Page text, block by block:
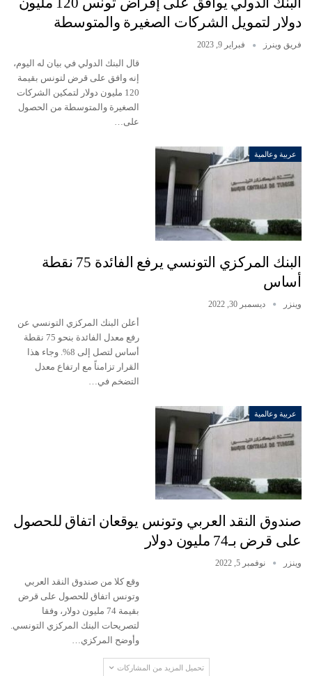
دولار لتمويل الشركات الصغيرة والمتوسطة
فريق وينرز فبراير 9, 2023
قال البنك الدولي في بيان له اليوم،
إنه وافق على قرض لتونس بقيمة
120 مليون دولار لتمكين الشركات
الصغيرة والمتوسطة من الحصول
على…
عربية وعالمية
البنك المركزي التونسي يرفع الفائدة 75 نقطة
أساس
وينزر ديسمبر 30, 2022
أعلن البنك المركزي التونسي عن
رفع معدل الفائدة بنحو 75 نقطة
أساس لتصل إلى 8%. وجاء هذا
القرار تزامناً مع ارتفاع معدل
التضخم في…
عربية وعالمية
صندوق النقد العربي وتونس يوقعان اتفاق للحصول
على قرض بـ74 مليون دولار
وينزر نوفمبر 5, 2022
وقع كلا من صندوق النقد العربي
وتونس اتفاق للحصول على قرض
بقيمة 74 مليون دولار، وفقا
لتصريحات البنك المركزي التونسي.
وأوضح المركزي…
تحميل المزيد من المشاركات